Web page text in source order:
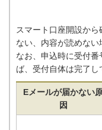
スマート口座開設か
ない、内容が読めない
なお、申込時に受付
ば、受付自体は完了し
Eメールが届かない
因